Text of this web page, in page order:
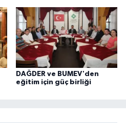
DAĞDER ve BUMEV'den
eğitim için güç birliği